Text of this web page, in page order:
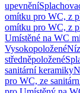
upevnění
omítku pro WC, z
omítku pro WC, z
Umístěné na WC
Vysokopoložené
středněpoložené
sanitární keramiky
pro WC, ze